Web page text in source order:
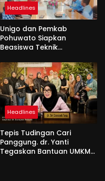
Headlines
Unigo dan Pemkab
Pohuwato Siapkan
Beasiswa Teknik
Headlines
Tepis Tudingan Cari
Panggung. dr. Yanti
Tegaskan Bantuan UMKM